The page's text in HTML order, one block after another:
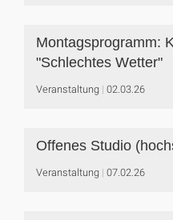
Montagsprogramm:
"Schlechtes Wetter"
Veranstaltung 02.03.26
Offenes Studio
Veranstaltung 07.02.26